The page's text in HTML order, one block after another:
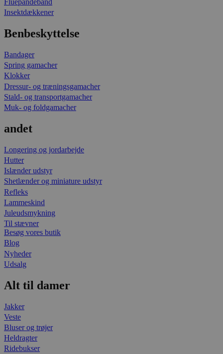
Fluepandebånd
Insektdækkener
Benbeskyttelse
Bandager
Spring gamacher
Klokker
Dressur- og træningsgamacher
Stald- og transportgamacher
Muk- og foldgamacher
andet
Longering og jordarbejde
Hutter
Islænder udstyr
Shetlænder og miniature udstyr
Refleks
Lammeskind
Juleudsmykning
Til stævner
Besøg vores butik
Blog
Nyheder
Udsalg
Alt til damer
Jakker
Veste
Bluser og trøjer
Heldragter
Ridebukser